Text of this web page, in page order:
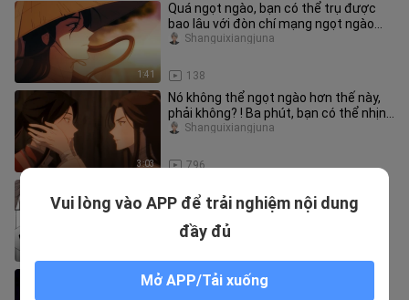
1:41
Quá ngọt ngào, bạn có thể trụ được
bao lâu với đòn chí mạng ngọt ngào
của Hua Lian? [Thên Quan Tứ Ph
138
Shanguixiangjuna
3:03
Nó không thể ngọt ngào hơn thế này,
phải không? ! Ba phút, bạn có thể nhịn
cười được không?
796
Shanguixiangjuna
chủ quyền!
Hoa Thành, cưng chiều hắn đi! Thử
thách cô gái ngọt ngào nhất trên
Vui lòng vào APP để trải nghiệm nội dung
đầy đủ
Mở APP/Tải xuống